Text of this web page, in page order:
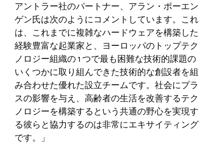
アントラー社のパートナー、アラン・ポーエン
ゲン氏は次のようにコメントしています。これ
は、これまでに複雑なハードウェアを構築した
経験豊富な起業家と、ヨーロッパのトップテク
ノロジー組織の 1 つで最も困難な技術的課題の
いくつかに取り組んできた技術的な創設者を組
み合わせた優れた設立チームです。社会にプラ
スの影響を与え、高齢者の生活を改善するテク
ノロジーを構築するという共通の野心を実現す
る彼らと協力するのは非常にエキサイティング
です。」